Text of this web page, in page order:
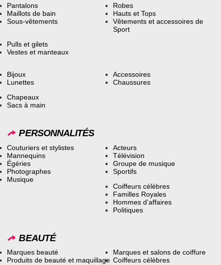
Pantalons
Maillots de bain
Sous-vêtements
Robes
Hauts et Tops
Vêtements et accessoires de
Sport
Pulls et gilets
Vestes et manteaux
Bijoux
Lunettes
Accessoires
Chaussures
Chapeaux
Sacs à main
PERSONNALITÉS
Couturiers et stylistes
Mannequins
Égéries
Photographes
Musique
Acteurs
Télévision
Groupe de musique
Sportifs
Coiffeurs célèbres
Familles Royales
Hommes d’affaires
Politiques
BEAUTÉ
Marques beauté
Produits de beauté et maquillage
Marques et salons de coiffure
Coiffeurs célèbres